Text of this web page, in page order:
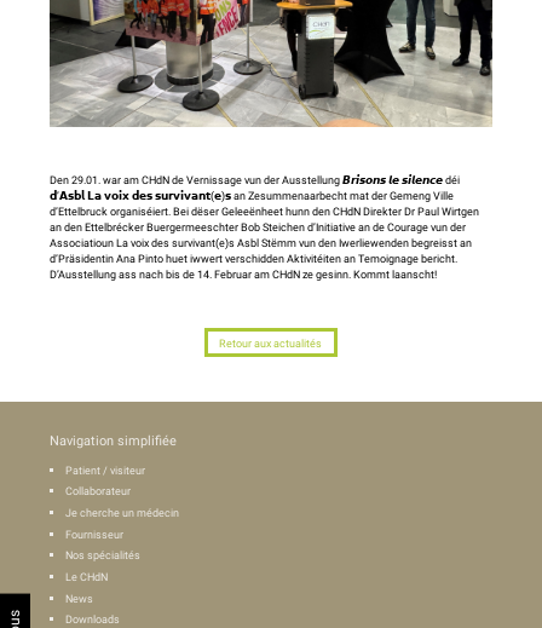
Den 29.01. war am CHdN de Vernissage vun der Ausstellung 𝘽𝙧𝙞𝙨𝙤𝙣𝙨 𝙡𝙚 𝙨𝙞𝙡𝙚𝙣𝙘𝙚 déi
𝗱’𝗔𝘀𝗯𝗹 𝗟𝗮 𝘃𝗼𝗶𝘅 𝗱𝗲𝘀 𝘀𝘂𝗿𝘃𝗶𝘃𝗮𝗻𝘁(𝗲)𝘀 an Zesummenaarbecht mat der Gemeng Ville
d’Ettelbruck organiséiert. Bei dëser Geleeënheet hunn den CHdN Direkter Dr Paul Wirtgen
an den Ettelbrécker Buergermeeschter Bob Steichen d’Initiative an de Courage vun der
Associatioun La voix des survivant(e)s Asbl Stëmm vun den Iwerliewenden begreisst an
d’Präsidentin Ana Pinto huet iwwert verschidden Aktivitéiten an Temoignage bericht.
D’Ausstellung ass nach bis de 14. Februar am CHdN ze gesinn. Kommt laanscht!
Retour aux actualités
Navigation simplifiée
Patient / visiteur
Collaborateur
Je cherche un médecin
Fournisseur
Nos spécialités
Le CHdN
News
Downloads